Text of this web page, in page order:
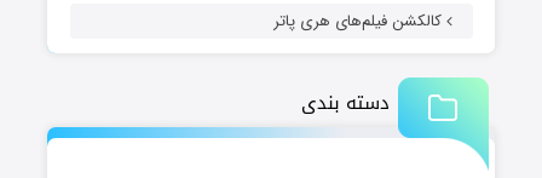
کالکشن فیلم‌های هری پاتر
دسته بندی